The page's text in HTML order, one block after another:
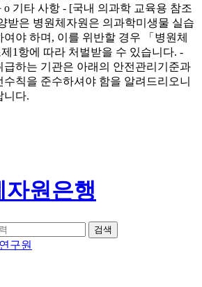
o 기타 사항 - [국내 의과학 교육용 참조
받은 병원체자원은 의과학미생물 실습
야 하며, 이를 위반할 경우 「병원체
1항에 따라 처벌받을 수 있습니다. -
급하는 기관은 아래의 안전관리기준과
칙을 준수하셔야 함을 알려드리오니
니다.
원은행
구원